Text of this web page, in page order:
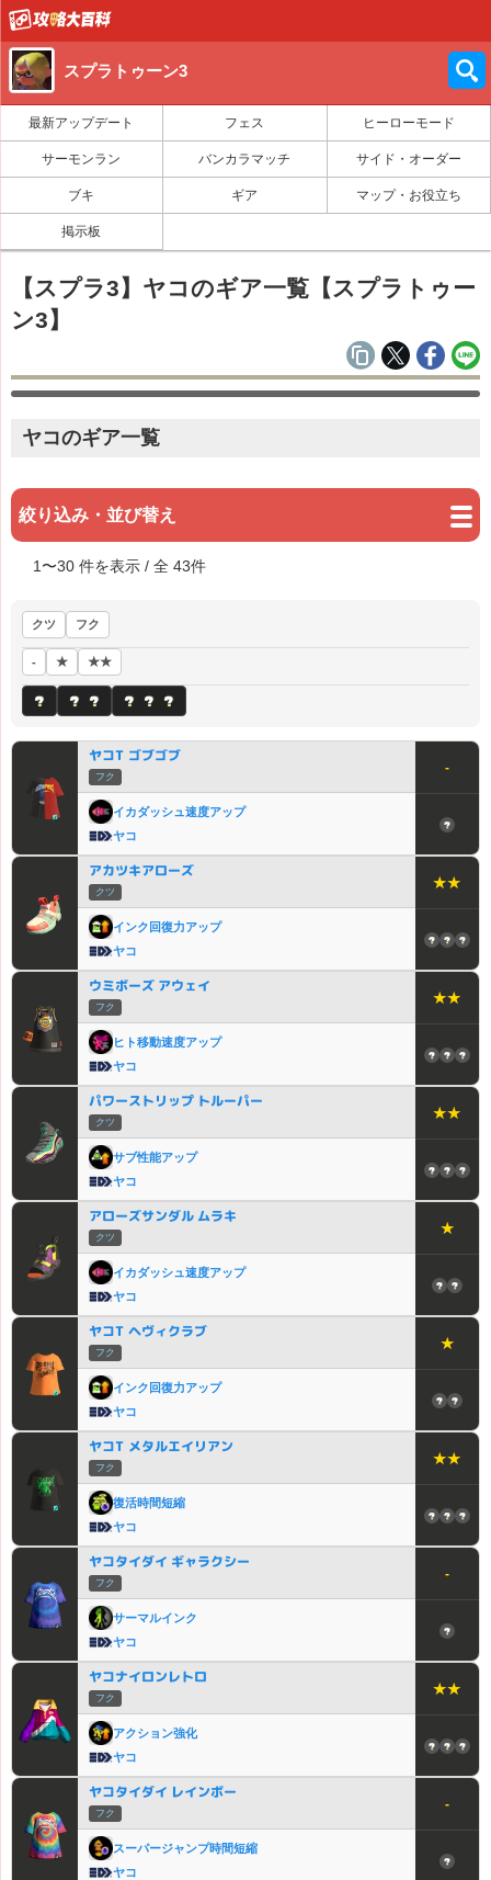
スプラトゥーン3
最新アップデート フェス ヒーローモード
サーモンラン バンカラマッチ サイド・オーダー
ブキ ギア マップ・お役立ち
掲示板
【スプラ3】ヤコのギア一覧【スプラトゥー
ン3】
ヤコのギア一覧
絞り込み・並び替え
1 〜30 件を表示 / 全 43件
クツ フク
- ★ ★★
ヤコT ゴブゴブ
フク
イカダッシュ速度アップ
ヤコ
-
アカツキアローズ
クツ
インク回復力アップ
ヤコ
★★
ウミボーズ アウェイ
フク
ヒト移動速度アップ
ヤコ
★★
パワーストリップ トルーパー
クツ
サブ性能アップ
ヤコ
★★
アローズサンダル ムラキ
クツ
イカダッシュ速度アップ
ヤコ
★
ヤコT ヘヴィクラブ
フク
インク回復力アップ
ヤコ
★
ヤコT メタルエイリアン
フク
復活時間短縮
ヤコ
★★
ヤコタイダイ ギャラクシー
フク
サーマルインク
ヤコ
-
ヤコナイロンレトロ
フク
アクション強化
ヤコ
★★
ヤコタイダイ レインボー
フク
スーパージャンプ時間短縮
ヤコ
-